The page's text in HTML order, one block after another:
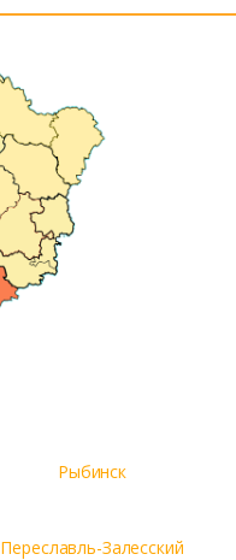
Рыбинск
Переславль-Залесский